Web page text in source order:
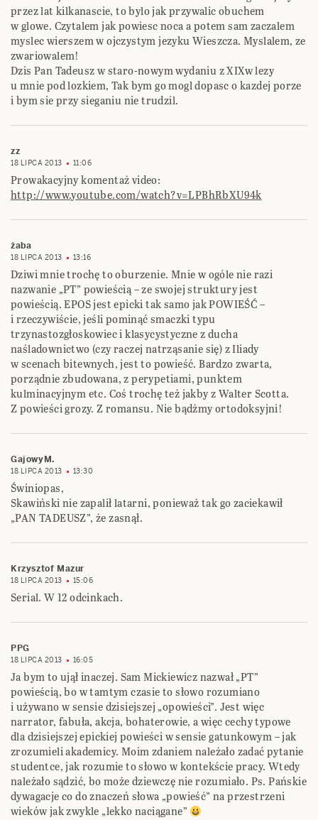
przez lat kilkanascie, to bylo jak przywalic obuchem
w glowe. Czytalem jak powiesc noca a potem sam zaczalem
myslec wierszem w ojczystym jezyku Wieszcza. Myslalem, ze
zwariowalem!
Dzis Pan Tadeusz w staro-nowym wydaniu z XIXw lezy
u mnie pod lozkiem, Tak bym go mogl dopasc o kazdej porze
i bym sie przy sieganiu nie trudzil.
zz
18 LIPCA 2013 11:06
Prowakacyjny komentaż video:
http://www.youtube.com/watch?v=LPBhRbXU94k
żaba
18 LIPCA 2013 13:16
Dziwi mnie trochę to oburzenie. Mnie w ogóle nie razi
nazwanie „PT” powieścią – ze swojej struktury jest
powieścią. EPOS jest epicki tak samo jak POWIEŚĆ –
i rzeczywiście, jeśli pominąć smaczki typu
trzynastozgłoskowiec i klasycystyczne z ducha
naśladownictwo (czy raczej natrząsanie się) z Iliady
w scenach bitewnych, jest to powieść. Bardzo zwarta,
porządnie zbudowana, z perypetiami, punktem
kulminacyjnym etc. Coś trochę też jakby z Walter Scotta.
Z powieści grozy. Z romansu. Nie bądżmy ortodoksyjni!
GajowyM.
18 LIPCA 2013 13:30
Świniopas,
Skawiński nie zapalił latarni, ponieważ tak go zaciekawił
„PAN TADEUSZ”, że zasnął.
Krzysztof Mazur
18 LIPCA 2013 15:06
Serial. W 12 odcinkach.
PPG
18 LIPCA 2013 16:05
Ja bym to ujął inaczej. Sam Mickiewicz nazwał „PT”
powieścią, bo w tamtym czasie to słowo rozumiano
i używano w sensie dzisiejszej „opowieści”. Jest więc
narrator, fabuła, akcja, bohaterowie, a więc cechy typowe
dla dzisiejszej epickiej powieści w sensie gatunkowym – jak
zrozumieli akademicy. Moim zdaniem należało zadać pytanie
studentce, jak rozumie to słowo w kontekście pracy. Wtedy
należało sądzić, bo może dziewczę nie rozumiało. Ps. Pańskie
dywagacje co do znaczeń słowa „powieść” na przestrzeni
wieków jak zwykle „lekko naciągane”